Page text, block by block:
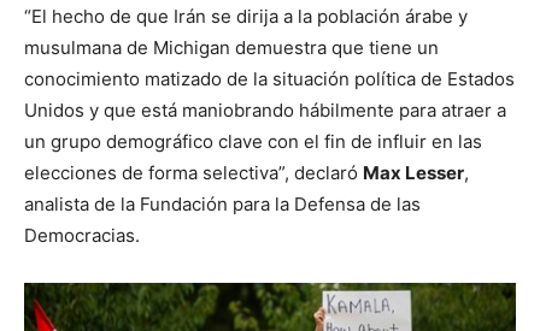
“El hecho de que Irán se dirija a la población árabe y
musulmana de Michigan demuestra que tiene un
conocimiento matizado de la situación política de Estados
Unidos y que está maniobrando hábilmente para atraer a
un grupo demográfico clave con el fin de influir en las
elecciones de forma selectiva”, declaró Max Lesser,
analista de la Fundación para la Defensa de las
Democracias.